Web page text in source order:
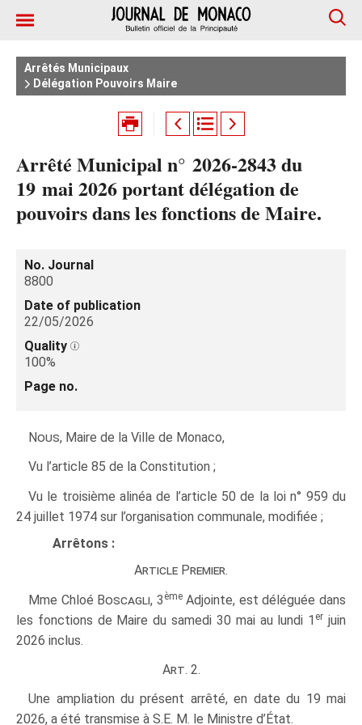
Arrêtés Municipaux
Délégation Pouvoirs Maire
Arrêté Municipal n° 2026‑2843 du
19 mai 2026 portant délégation de
pouvoirs dans les fonctions de Maire.
No. Journal
8800
Date of publication
22/05/2026
Quality
100%
Page no.
Nous, Maire de la Ville de Monaco,
Vu l’article 85 de la Constitution ;
Vu le troisième alinéa de l’article 50 de la loi n° 959 du
24 juillet 1974 sur l’organisation communale, modifiée ;
Arrêtons :
Article Premier.
Mme Chloé Boscagli, 3 èmeAdjointe, est déléguée dans
les fonctions de Maire du samedi 30 mai au lundi 1 er juin
2026 inclus.
Art. 2.
Une ampliation du présent arrêté, en date du 19 mai
2026, a été transmise à S.E. M. le Ministre d’État.